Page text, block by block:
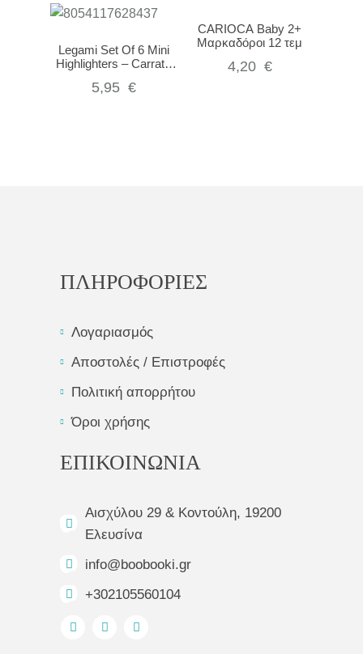
Legami Set Of 6 Mini
Highlighters – Carrate
5,95 €
CARIOCA Baby 2+
Μαρκαδόροι 12 τεμ
4,20 €
ΠΛΗΡΟΦΟΡΙΕΣ
Λογαριασμός
Αποστολές / Επιστροφές
Πολιτική απορρήτου
Όροι χρήσης
ΕΠΙΚΟΙΝΩΝΙΑ
Αισχύλου 29 & Κοντούλη, 19200
Ελευσίνα
info@boobooki.gr
+302105560104